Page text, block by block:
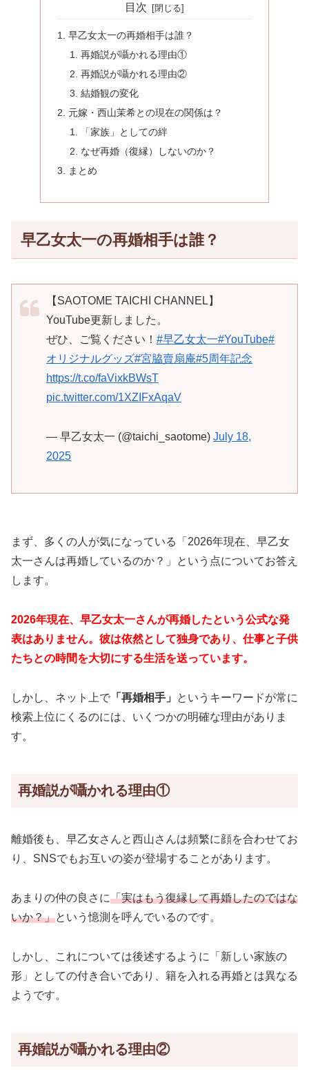
目次
早乙女太一の再婚相手は誰？
再婚説が囁かれる理由①
再婚説が囁かれる理由②
結婚観の変化
元嫁・西山茉希との現在の関係は？
「家族」としての絆
なぜ再婚（復縁）しないのか？
まとめ
早乙女太一の再婚相手は誰？
【SAOTOME TAICHI CHANNEL】
YouTube更新しました。
ぜひ、ご覧ください！ #早乙女太一#YouTube#
オリジナルグッズ#宮脇賣扇庵#5周年記念
https://t.co/faVixkBWsT
pic.twitter.com/1XZIFxAqaV
— 早乙女太一 (@taichi_saotome) July 18,
2025
まず、多くの人が気になっている「2026年現在、早乙女
太一さんは再婚しているのか？」という点についてお答え
します。
2026年現在、早乙女太一さんが再婚したという公式な発
表はありません。彼は依然として独身であり、仕事と子供
たちとの時間を大切にする生活を送っています。
しかし、ネット上で 「再婚相手」
というキーワードが常に
検索上位にくるのには、いくつかの明確な理由がありま
す。
再婚説が囁かれる理由①
離婚後も、早乙女さんと西山さんは頻繁に顔を合わせてお
り、SNSでもお互いの姿が登場することがあります。
あまりの仲の良さに「実はもう復縁して再婚したのではな
いか？」という憶測を呼んでいるのです。
しかし、これについては後述するように「新しい家族の
形」としての付き合いであり、籍を入れる再婚とは異なる
ようです。
再婚説が囁かれる理由②